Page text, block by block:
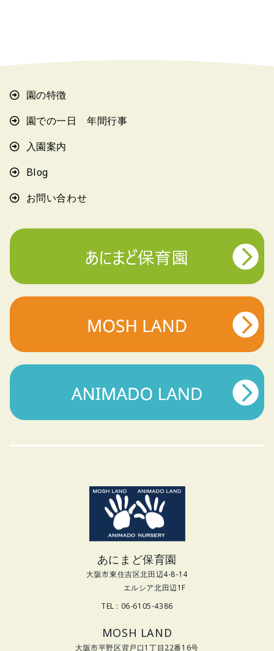
園の特徴
園での一日 年間行事
入園案内
Blog
お問い合わせ
あにまど保育園
大阪市東住吉区北田辺4-8-14
エルシア北田辺1F
TEL : 06-6105-4386
MOSH LAND
大阪市平野区背戸口1丁目22番16号